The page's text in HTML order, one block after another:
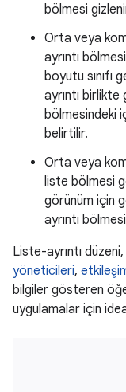
bölmesi
Orta veya
ayrıntı
boyutu sınıfı
ayrıntı
bölmesindeki
belirtilir.
Orta veya
liste bölmesi
görünüm için
ayrıntı
Liste-ayrıntı düzeni,
yöneticileri,
bilgiler gösteren
uygulamalar için